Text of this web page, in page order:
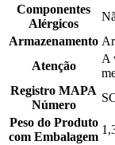
Componentes
Alérgicos
Armazenamento
Atenção
A
Registro MAPA
Número
Peso do Produto
com Embalagem